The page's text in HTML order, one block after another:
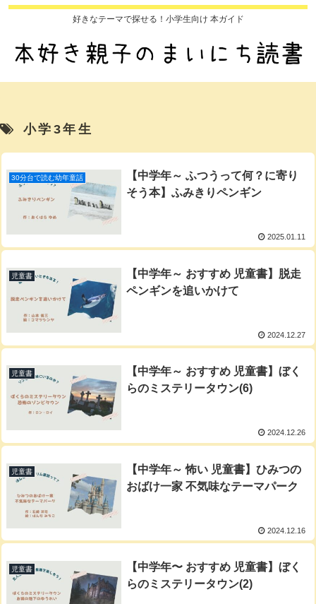
好きなテーマで探せる！小学生向け 本ガイド
小学3年生
30分台で読む幼年童話
【中学年～ ふつうって何？に寄り
そう本】ふみきりペンギン
2025.01.11
児童書
【中学年～ おすすめ 児童書】脱走
ペンギンを追いかけて
2024.12.27
児童書
【中学年～ おすすめ 児童書】ぼく
らのミステリータウン(6)
2024.12.26
児童書
【中学年～ 怖い 児童書】ひみつの
おばけ一家 不気味なテーマパーク
2024.12.16
児童書
【中学年〜 おすすめ 児童書】ぼく
らのミステリータウン(2)